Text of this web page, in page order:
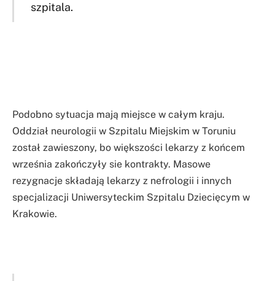
szpitala.
Podobno sytuacja mają miejsce w całym kraju.
Oddział neurologii w Szpitalu Miejskim w Toruniu
został zawieszony, bo większości lekarzy z końcem
września zakończyły sie kontrakty. Masowe
rezygnacje składają lekarzy z nefrologii i innych
specjalizacji Uniwersyteckim Szpitalu Dziecięcym w
Krakowie.